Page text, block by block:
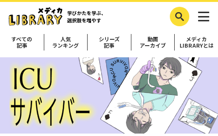
学びかたを学ぶ、
選択肢を増やす
すべての
記事
人気
ランキング
シリーズ
記事
動画
アーカイブ
メディカ
LIBRARYとは